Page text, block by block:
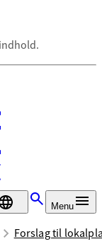
Menu
Forslag til